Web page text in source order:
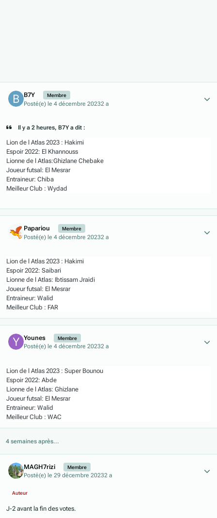
B7Y Membre
Posté(e) le 4 décembre 20232 a
Il y a 2 heures, B7Y a dit :
Lion de l Atlas 2023 : Hakimi
Espoir 2022: El Khannouss
Lionne de l Atlas:Ghizlane Chebake
Joueur futsal: El Mesrar
Entraineur: Chiba
Meilleur Club : Wydad
Papariou Membre
Posté(e) le 4 décembre 20232 a
Lion de l Atlas 2023 : Hakimi
Espoir 2022: Saibari
Lionne de l Atlas: Ibtissam Jraidi
Joueur futsal: El Mesrar
Entraineur: Walid
Meilleur Club : FAR
Younes Membre
Posté(e) le 4 décembre 20232 a
Lion de l Atlas 2023 : Super Bounou
Espoir 2022: Abde
Lionne de l Atlas: Ghizlane
Joueur futsal: El Mesrar
Entraineur: Walid
Meilleur Club : WAC
4 semaines après...
MAGH7rizi Membre
Posté(e) le 29 décembre 20232 a
Auteur
J-2 avant la fin des votes.